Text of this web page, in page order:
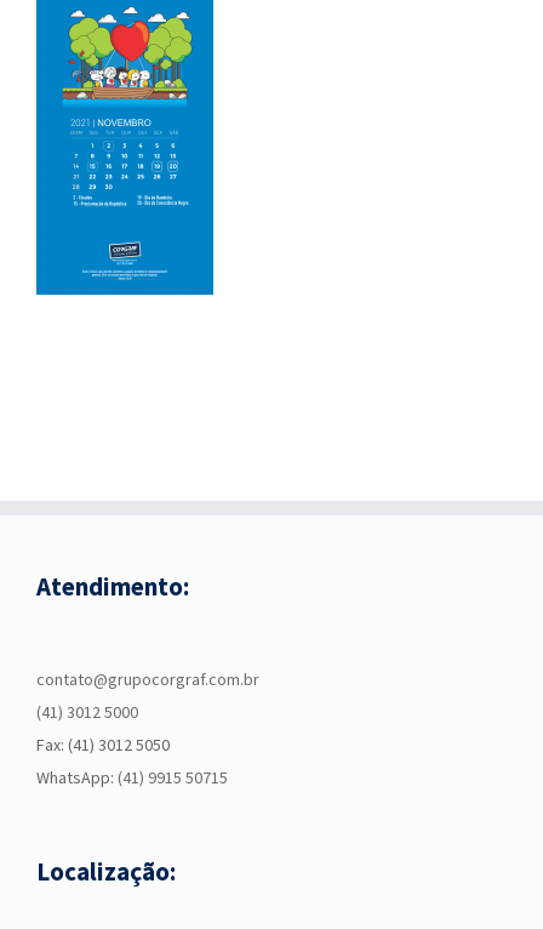
Atendimento:
contato@grupocorgraf.com.br
(41) 3012 5000
Fax: (41) 3012 5050
WhatsApp: (41) 9915 50715
Localização: